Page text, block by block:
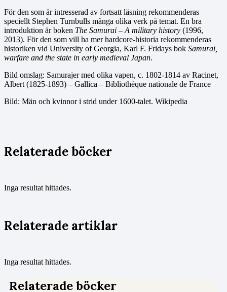
För den som är intresserad av fortsatt läsning rekommenderas
speciellt Stephen Turnbulls många olika verk på temat. En bra
introduktion är boken The Samurai – A military history (1996,
2013). För den som vill ha mer hardcore-historia rekommenderas
historiken vid University of Georgia, Karl F. Fridays bok Samurai,
warfare and the state in early medieval Japan.
Bild omslag: Samurajer med olika vapen, c. 1802-1814 av Racinet,
Albert (1825-1893) – Gallica – Bibliothèque nationale de France
Bild: Män och kvinnor i strid under 1600-talet. Wikipedia
Relaterade böcker
Inga resultat hittades.
Relaterade artiklar
Inga resultat hittades.
Relaterade böcker